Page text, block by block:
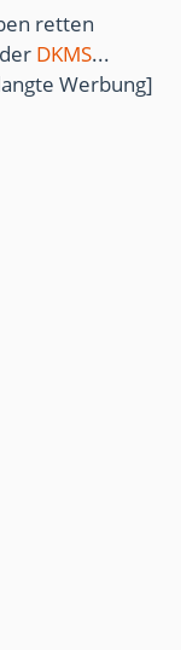
retten
DKMS...
Werbung]